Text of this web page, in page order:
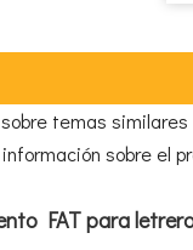
temas
sobre el
FAT para